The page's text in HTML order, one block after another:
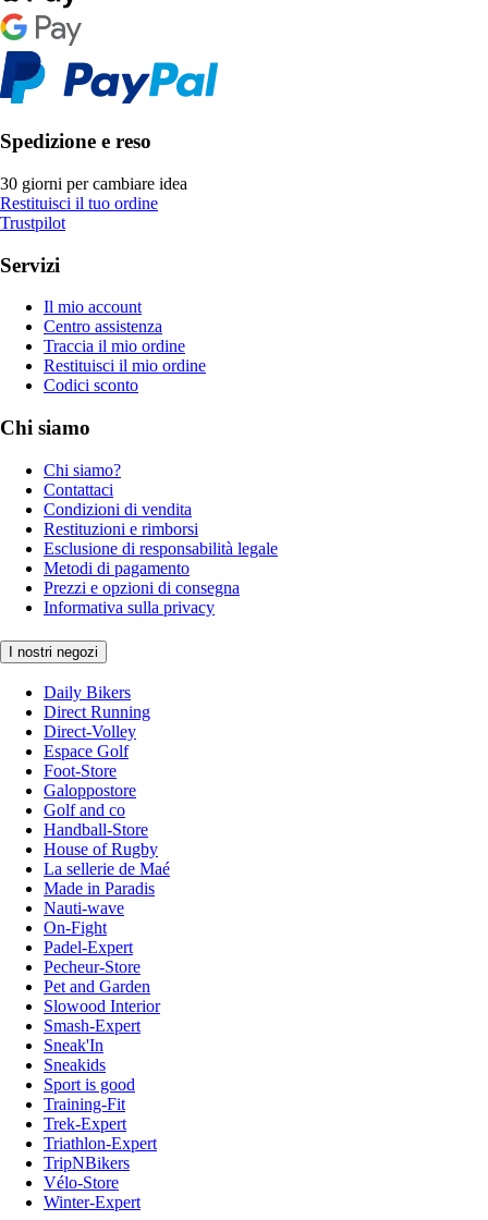
Spedizione e reso
30 giorni per cambiare idea
Restituisci il tuo ordine
Trustpilot
Servizi
Il mio account
Centro assistenza
Traccia il mio ordine
Restituisci il mio ordine
Codici sconto
Chi siamo
Chi siamo?
Contattaci
Condizioni di vendita
Restituzioni e rimborsi
Esclusione di responsabilità legale
Metodi di pagamento
Prezzi e opzioni di consegna
Informativa sulla privacy
I nostri negozi
Daily Bikers
Direct Running
Direct-Volley
Espace Golf
Foot-Store
Galoppostore
Golf and co
Handball-Store
House of Rugby
La sellerie de Maé
Made in Paradis
Nauti-wave
On-Fight
Padel-Expert
Pecheur-Store
Pet and Garden
Slowood Interior
Smash-Expert
Sneak'In
Sneakids
Sport is good
Training-Fit
Trek-Expert
Triathlon-Expert
TripNBikers
Vélo-Store
Winter-Expert